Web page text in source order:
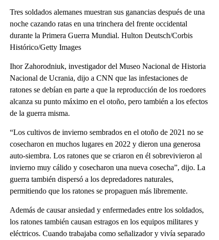
Tres soldados alemanes muestran sus ganancias después de una
noche cazando ratas en una trinchera del frente occidental
durante la Primera Guerra Mundial. Hulton Deutsch/Corbis
Histórico/Getty Images
Ihor Zahorodniuk, investigador del Museo Nacional de Historia
Nacional de Ucrania, dijo a CNN que las infestaciones de
ratones se debían en parte a que la reproducción de los roedores
alcanza su punto máximo en el otoño, pero también a los efectos
de la guerra misma.
“Los cultivos de invierno sembrados en el otoño de 2021 no se
cosecharon en muchos lugares en 2022 y dieron una generosa
auto-siembra. Los ratones que se criaron en él sobrevivieron al
invierno muy cálido y cosecharon una nueva cosecha”, dijo. La
guerra también dispersó a los depredadores naturales,
permitiendo que los ratones se propaguen más libremente.
Además de causar ansiedad y enfermedades entre los soldados,
los ratones también causan estragos en los equipos militares y
eléctricos. Cuando trabajaba como señalizador y vivía separado